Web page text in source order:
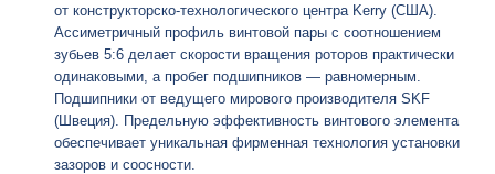
от конструкторско-технологического центра Kerry (США).
Ассиметричный профиль винтовой пары с соотношением
зубьев 5:6 делает скорости вращения роторов практически
одинаковыми, а пробег подшипников — равномерным.
Подшипники от ведущего мирового производителя SKF
(Швеция). Предельную эффективность винтового элемента
обеспечивает уникальная фирменная технология установки
зазоров и соосности.